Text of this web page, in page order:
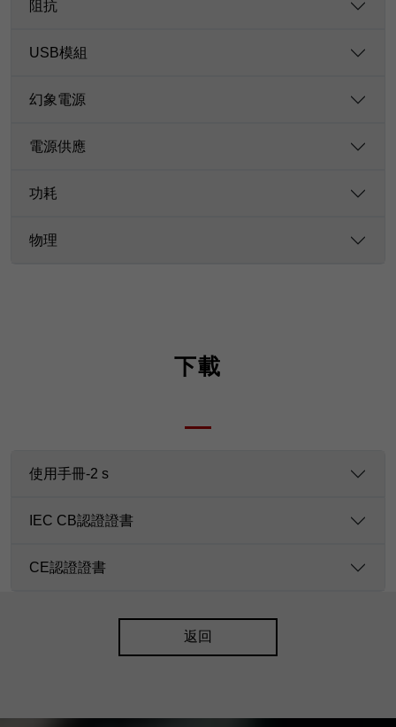
阻抗
USB模組
幻象電源
電源供應
功耗
物理
下載
使用手冊-2 s
IEC CB認證證書
CE認證證書
返回